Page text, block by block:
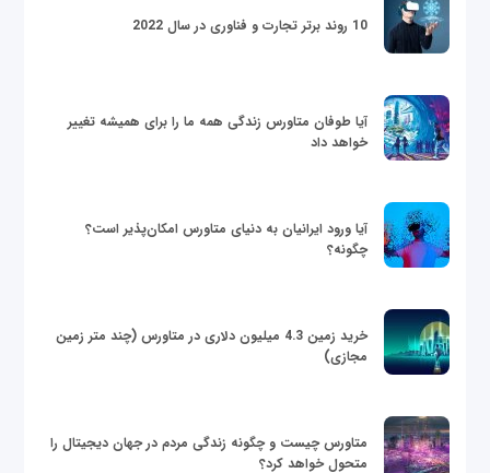
10 روند برتر تجارت و فناوری در سال 2022
آیا طوفان متاورس زندگی همه ما را برای همیشه تغییر
خواهد داد
آیا ورود ایرانیان به دنیای متاورس امکان‌پذیر است؟
چگونه؟
خرید زمین 4.3 میلیون دلاری در متاورس (چند متر زمین
مجازی)
متاورس چیست و چگونه زندگی مردم در جهان دیجیتال را
متحول خواهد کرد؟